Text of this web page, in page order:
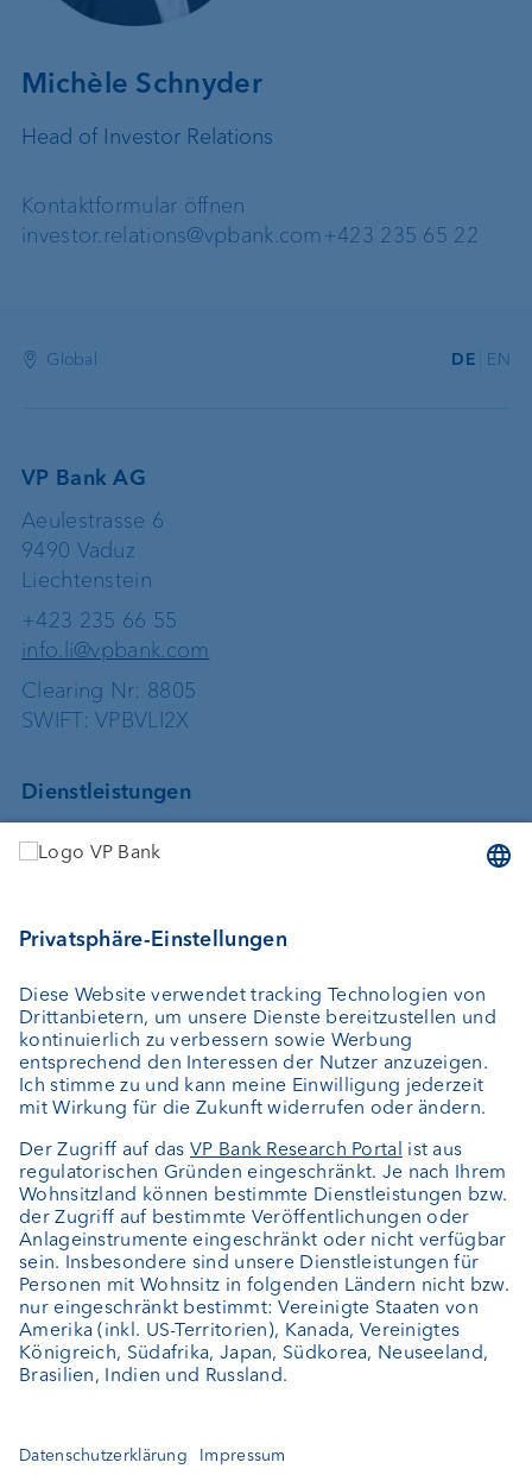
Michèle Schnyder
Head of Investor Relations
Kontaktformular öffnen
investor.relations@vpbank.com +423 235 65 22
Global DE EN
VP Bank AG
Aeulestrasse 6
9490 Vaduz
Liechtenstein
+423 235 66 55
info.li@vpbank.com
Clearing Nr: 8805
SWIFT: VPBVLI2X
Dienstleistungen
Vermögensverwaltung
Depotbank
Externer Vermögensverwalter
Private Label Fonds
Investment Consulting
Über uns
Jobs
News
Downloads
Kundenfeedback
Kontakt
Newsletter
Geschäftsbericht
Cookie-Einstellungen